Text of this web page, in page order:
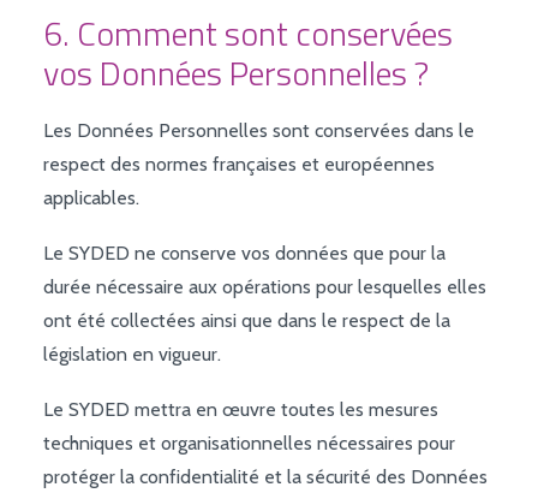
6. Comment sont conservées
vos Données Personnelles ?
Les Données Personnelles sont conservées dans le
respect des normes françaises et européennes
applicables.
Le SYDED ne conserve vos données que pour la
durée nécessaire aux opérations pour lesquelles elles
ont été collectées ainsi que dans le respect de la
législation en vigueur.
Le SYDED mettra en œuvre toutes les mesures
techniques et organisationnelles nécessaires pour
protéger la confidentialité et la sécurité des Données